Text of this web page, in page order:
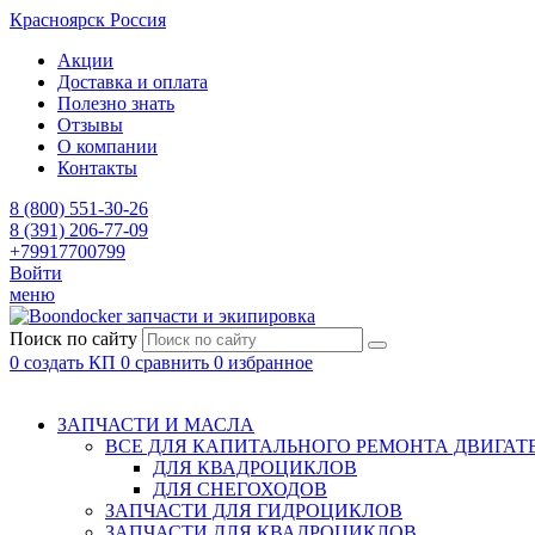
Красноярск Россия
Акции
Доставка и оплата
Полезно знать
Отзывы
О компании
Контакты
8 (800) 551-30-26
8 (391) 206-77-09
+79917700799
Войти
меню
запчасти и экипировка
Поиск по сайту
0 создать КП 0 сравнить 0 избранное
ЗАПЧАСТИ И МАСЛА
ВСЕ ДЛЯ КАПИТАЛЬНОГО РЕМОНТА
ДЛЯ КВАДРОЦИКЛОВ
ДЛЯ СНЕГОХОДОВ
ЗАПЧАСТИ ДЛЯ ГИДРОЦИКЛОВ